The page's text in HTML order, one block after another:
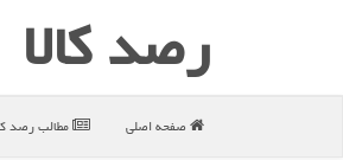
رصد كالا
صفحه اصلی مطالب رصد